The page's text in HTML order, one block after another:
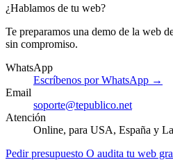
¿Hablamos de tu web?
Te preparamos una demo de la web
sin compromiso.
WhatsApp
Escríbenos por WhatsApp →
Email
soporte@tepublico.net
Atención
Online, para USA, España y
Pedir presupuesto O audita tu web